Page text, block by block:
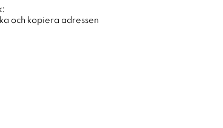
och kopiera adressen